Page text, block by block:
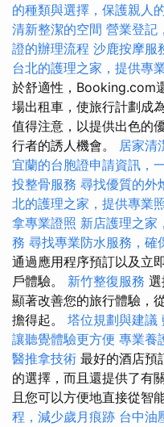
的種類與選擇，保護親人
清新整潔的空間 營業登記
證的辦理流程 沙鹿按摩服
台北的護理之家，提供專
於舒適性，Booking.com
場出租車，使旅行計劃成
值得注意，以提供出色的
行者的誘人機會。 居家清
宜蘭的台胞證申請資訊，
投整骨服務 尋找優質的外
北的護理之家，提供專業
拿專業證照 新店護理之家
務 尋找專業防水服務，確
通過應用程序預訂以及立
戶體驗。 新竹整復服務
顯著改善您的旅行體驗，
擔得起。 塔位規劃與建議
讓聽覺體驗更方便 專業養
醫推拿技術 最好的酒店預
的選擇，而且還提供了有
且您可以方便地直接從智
程，減少歲月痕跡 台中油